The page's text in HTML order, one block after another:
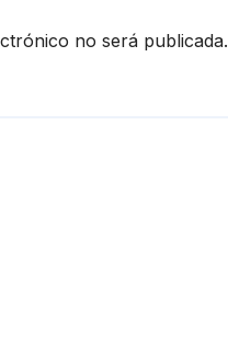
no será publicada.